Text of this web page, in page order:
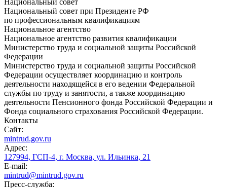
Национальный совет
Национальный совет при Президенте РФ
по профессиональным квалификациям
Национальное агентство
Национальное агентство развития квалификации
Министерство труда и социальной защиты Российской
Федерации
Министерство труда и социальной защиты Российской
Федерации осуществляет координацию и контроль
деятельности находящейся в его ведении Федеральной
службы по труду и занятости, а также координацию
деятельности Пенсионного фонда Российской Федерации и
Фонда социального страхования Российской Федерации.
Контакты
Сайт:
mintrud.gov.ru
Адрес:
127994, ГСП-4, г. Москва, ул. Ильинка, 21
E-mail:
mintrud@mintrud.gov.ru
Пресс-служба: